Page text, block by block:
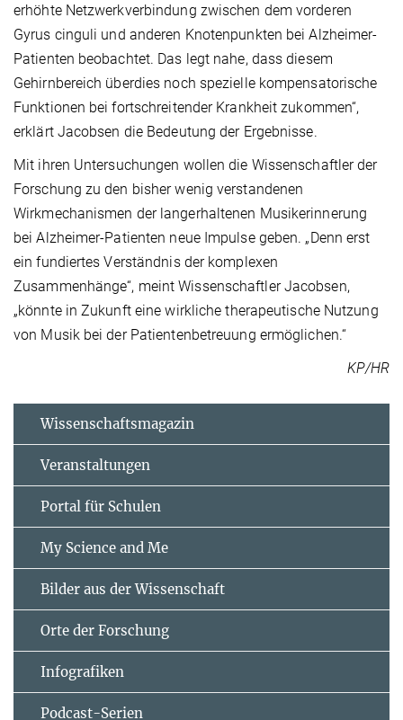
erhöhte Netzwerkverbindung zwischen dem vorderen
Gyrus cinguli und anderen Knotenpunkten bei Alzheimer-
Patienten beobachtet. Das legt nahe, dass diesem
Gehirnbereich überdies noch spezielle kompensatorische
Funktionen bei fortschreitender Krankheit zukommen“,
erklärt Jacobsen die Bedeutung der Ergebnisse.
Mit ihren Untersuchungen wollen die Wissenschaftler der
Forschung zu den bisher wenig verstandenen
Wirkmechanismen der langerhaltenen Musikerinnerung
bei Alzheimer-Patienten neue Impulse geben. „Denn erst
ein fundiertes Verständnis der komplexen
Zusammenhänge“, meint Wissenschaftler Jacobsen,
„könnte in Zukunft eine wirkliche therapeutische Nutzung
von Musik bei der Patientenbetreuung ermöglichen.“
KP/HR
Wissenschaftsmagazin
Veranstaltungen
Portal für Schulen
My Science and Me
Bilder aus der Wissenschaft
Orte der Forschung
Infografiken
Podcast-Serien